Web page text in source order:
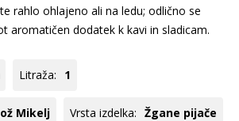
rahlo ohlajeno ali na ledu; odlično se
aromatičen dodatek k kavi in sladicam.
Litraža: 1
Mikelj Vrsta izdelka: Žgane pijače